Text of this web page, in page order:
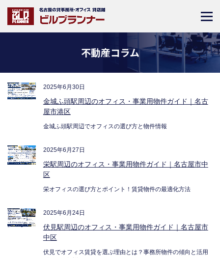
不動産コラム
2025年6月30日
金城ふ頭駅周辺のオフィス・事業用物件ガイド｜名古
屋市港区
金城ふ頭駅周辺でオフィスの選び方と物件情報
2025年6月27日
栄駅周辺のオフィス・事業用物件ガイド｜名古屋市中
区
栄オフィスの選び方とポイント！賃貸物件の最適化方法
2025年6月24日
伏見駅周辺のオフィス・事業用物件ガイド｜名古屋市
中区
伏見でオフィス賃貸を選ぶ理由とは？事務所物件の傾向と活用